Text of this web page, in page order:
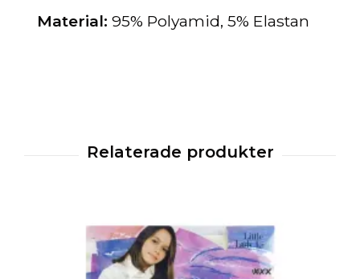
Material: 95% Polyamid, 5% Elastan